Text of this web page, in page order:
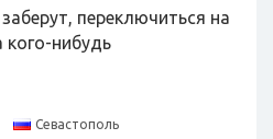
переключиться на
кого-нибудь
Севастополь